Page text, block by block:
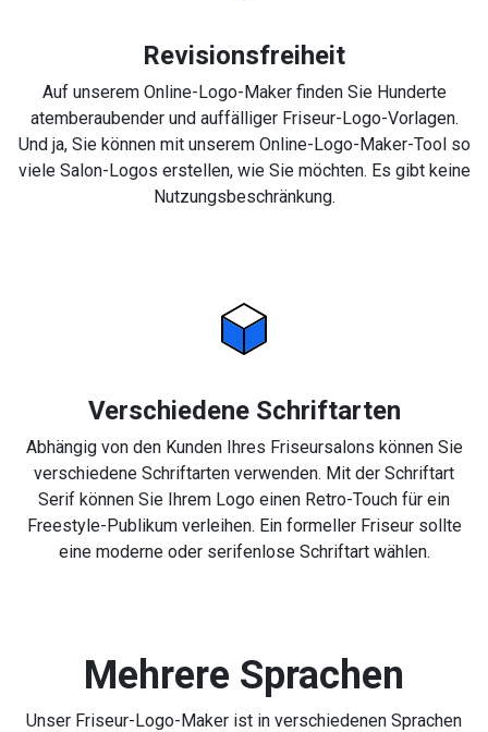
Revisionsfreiheit
Auf unserem Online-Logo-Maker finden Sie Hunderte
atemberaubender und auffälliger Friseur-Logo-Vorlagen.
Und ja, Sie können mit unserem Online-Logo-Maker-Tool so
viele Salon-Logos erstellen, wie Sie möchten. Es gibt keine
Nutzungsbeschränkung.
Verschiedene Schriftarten
Abhängig von den Kunden Ihres Friseursalons können Sie
verschiedene Schriftarten verwenden. Mit der Schriftart
Serif können Sie Ihrem Logo einen Retro-Touch für ein
Freestyle-Publikum verleihen. Ein formeller Friseur sollte
eine moderne oder serifenlose Schriftart wählen.
Mehrere Sprachen
Unser Friseur-Logo-Maker ist in verschiedenen Sprachen